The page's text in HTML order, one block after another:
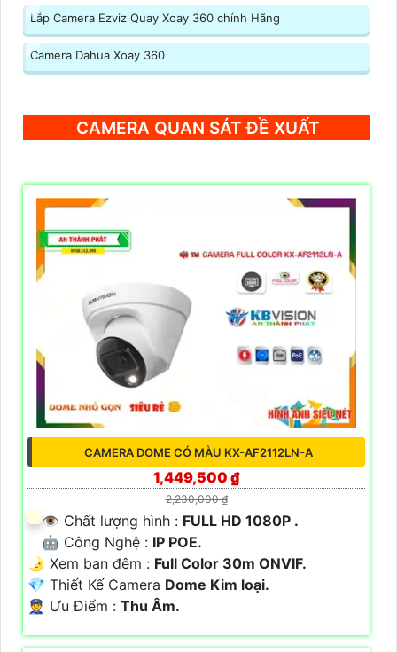
Lắp Camera Ezviz Quay Xoay 360 chính Hãng
Camera Dahua Xoay 360
CAMERA QUAN SÁT ĐỀ XUẤT
CAMERA DOME CÓ MÀU KX-AF2112LN-A
1,449,500 ₫
2,230,000 ₫
👁 Chất lượng hình : FULL HD 1080P .
🤖️ Công Nghệ : IP POE.
🌛 Xem ban đêm : Full Color 30m ONVIF.
💎 Thiết Kế Camera Dome Kim loại.
️👮 Ưu Điểm : Thu Âm.